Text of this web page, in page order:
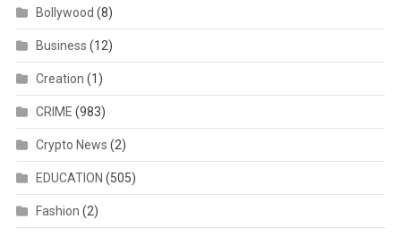
Bollywood (8)
Business (12)
Creation (1)
CRIME (983)
Crypto News (2)
EDUCATION (505)
Fashion (2)